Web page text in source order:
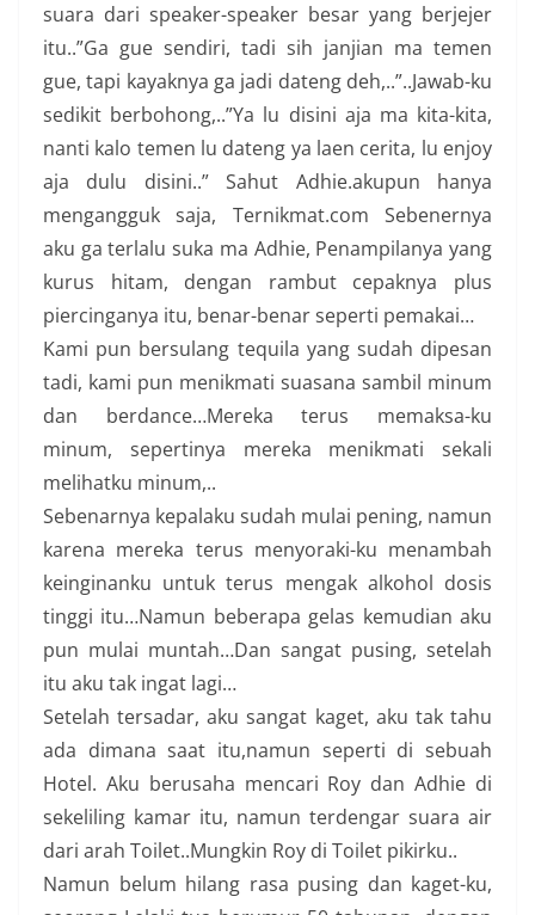
suara dari speaker-speaker besar yang berjejer
itu..”Ga gue sendiri, tadi sih janjian ma temen
gue, tapi kayaknya ga jadi dateng deh,..”..Jawab-ku
sedikit berbohong,..”Ya lu disini aja ma kita-kita,
nanti kalo temen lu dateng ya laen cerita, lu enjoy
aja dulu disini..” Sahut Adhie.akupun hanya
mengangguk saja, Ternikmat.com Sebenernya
aku ga terlalu suka ma Adhie, Penampilanya yang
kurus hitam, dengan rambut cepaknya plus
piercinganya itu, benar-benar seperti pemakai…
Kami pun bersulang tequila yang sudah dipesan
tadi, kami pun menikmati suasana sambil minum
dan berdance…Mereka terus memaksa-ku
minum, sepertinya mereka menikmati sekali
melihatku minum,..
Sebenarnya kepalaku sudah mulai pening, namun
karena mereka terus menyoraki-ku menambah
keinginanku untuk terus mengak alkohol dosis
tinggi itu…Namun beberapa gelas kemudian aku
pun mulai muntah…Dan sangat pusing, setelah
itu aku tak ingat lagi…
Setelah tersadar, aku sangat kaget, aku tak tahu
ada dimana saat itu,namun seperti di sebuah
Hotel. Aku berusaha mencari Roy dan Adhie di
sekeliling kamar itu, namun terdengar suara air
dari arah Toilet..Mungkin Roy di Toilet pikirku..
Namun belum hilang rasa pusing dan kaget-ku,